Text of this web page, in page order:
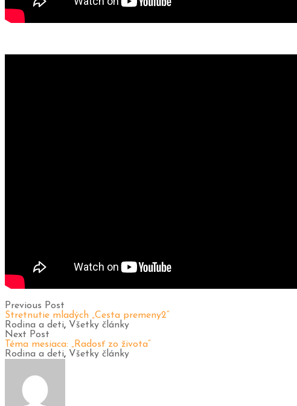
Previous Post
Stretnutie mladých „Cesta premeny2“
Rodina a deti, Všetky články
Next Post
Téma mesiaca: „Radosť zo života“
Rodina a deti, Všetky články